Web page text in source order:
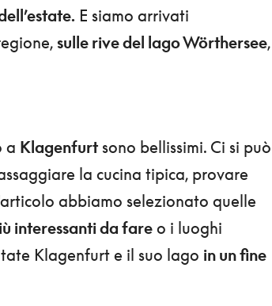
E siamo arrivati
sulle rive del lago Wörthersee
a Klagenfurtsono bellissimi. Ci si può
la cucina tipica, provare
abbiamo selezionato quelle
interessanti da fareo i luoghi
Klagenfurt e il suo lago in un fine